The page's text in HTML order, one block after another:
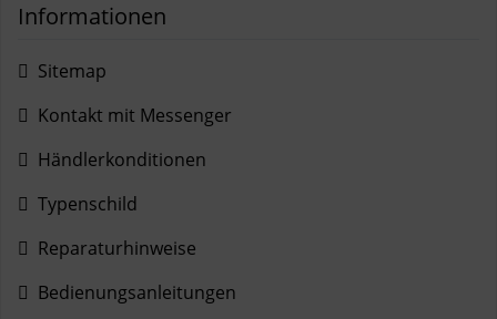
Informationen
Sitemap
Kontakt mit Messenger
Händlerkonditionen
Typenschild
Reparaturhinweise
Bedienungsanleitungen